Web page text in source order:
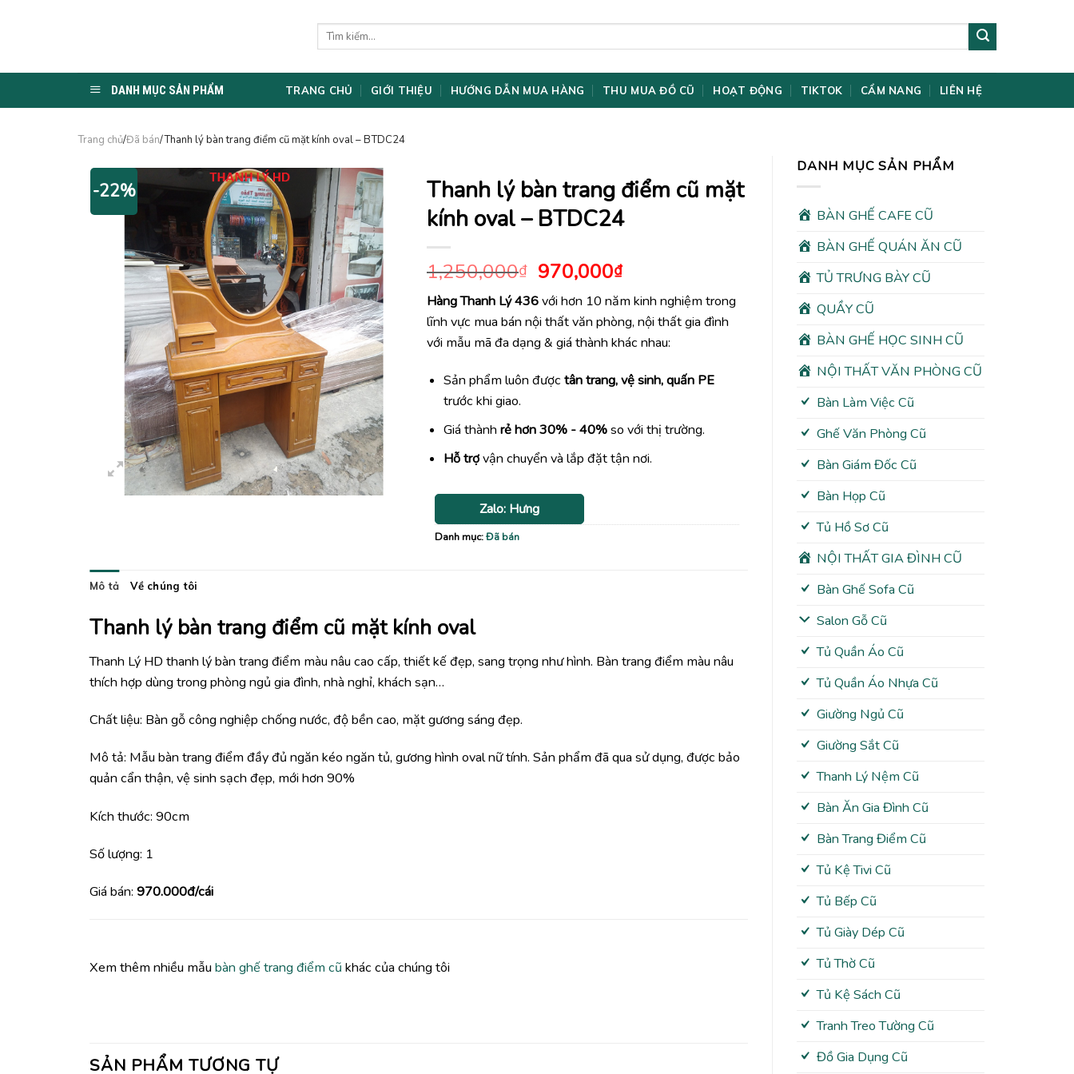
Tìm
DANH MỤC SẢN PHẨM TRANG CHỦ GIỚI THIỆU HƯỚNG DẪN MUA HÀNG THU MUA ĐỒ CŨ HOẠT ĐỘNG TIKTOK CẨM NANG LIÊN HỆ
Trang chủ/Đã bán/Thanh lý bàn trang điểm cũ mặt kính oval – BTDC24
DANH MỤC SẢN PHẨM
BÀN GHẾ CAFE CŨ
BÀN GHẾ QUÁN ĂN CŨ
TỦ TRƯNG BÀY CŨ
QUẦY CŨ
BÀN GHẾ HỌC SINH CŨ
NỘI THẤT VĂN PHÒNG CŨ
Bàn Làm Việc Cũ
Ghế Văn Phòng Cũ
Bàn Giám Đốc Cũ
Bàn Họp Cũ
Tủ Hồ Sơ Cũ
NỘI THẤT GIA ĐÌNH CŨ
Bàn Ghế Sofa Cũ
Salon Gỗ Cũ
Tủ Quần Áo Cũ
Tủ Quần Áo Nhựa Cũ
Giường Ngủ Cũ
Giường Sắt Cũ
Thanh Lý Nệm Cũ
Bàn Ăn Gia Đình Cũ
Bàn Trang Điểm Cũ
Tủ Kệ Tivi Cũ
Tủ Bếp Cũ
Tủ Giày Dép Cũ
Tủ Thờ Cũ
Tủ Kệ Sách Cũ
Tranh Treo Tường Cũ
Đồ Gia Dụng Cũ
-22%
Thanh lý bàn trang điểm cũ mặt
kính oval – BTDC24
1,250,000₫ Giá
gốc
là:
1,250,000₫.
970,000₫Giá
hiện
tại
là:
970,000₫.
Hàng Thanh Lý 436với hơn 10 năm kinh nghiệm trong
lĩnh vực mua bán nội thất văn phòng, nội thất gia đình
với mẫu mã đa dạng & giá thành khác nhau:
Sản phẩm luôn đượctân trang, vệ sinh, quấn PE
trước khi giao.
Giá thànhrẻ hơn 30% - 40%so với thị trường.
Hỗ trợvận chuyển và lắp đặt tận nơi.
Zalo: Hưng
Danh mục:Đã bán
Mô tả Về chúng tôi
Thanh lý bàn trang điểm cũ mặt kính oval
Thanh Lý HD thanh lý bàn trang điểm màu nâu cao cấp, thiết kế đẹp, sang trọng như hình. Bàn trang điểm màu nâu
thích hợp dùng trong phòng ngủ gia đình, nhà nghỉ, khách sạn…
Chất liệu: Bàn gỗ công nghiệp chống nước, độ bền cao, mặt gương sáng đẹp.
Mô tả: Mẫu bàn trang điểm đầy đủ ngăn kéo ngăn tủ, gương hình oval nữ tính. Sản phẩm đã qua sử dụng, được bảo
quản cẩn thận, vệ sinh sạch đẹp, mới hơn 90%
Kích thước: 90cm
Số lượng: 1
Giá bán: 970.000đ/cái
Xem thêm nhiều mẫu bàn ghế trang điểm cũ khác của chúng tôi
SẢN PHẨM TƯƠNG TỰ